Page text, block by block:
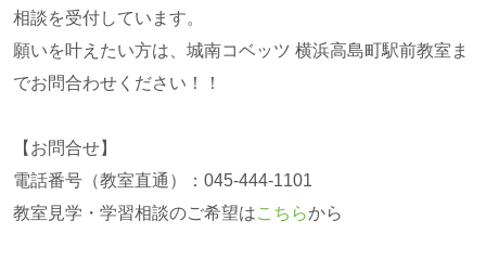
相談を受付しています。
願いを叶えたい方は、城南コベッツ 横浜高島町駅前教室ま
でお問合わせください！！
【お問合せ】
電話番号（教室直通）：045-444-1101
教室見学・学習相談のご希望はこちらから